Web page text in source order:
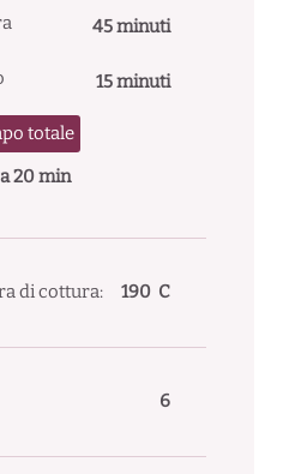
45 minuti
15 minuti
totale
20 min
di cottura: 190 C
6